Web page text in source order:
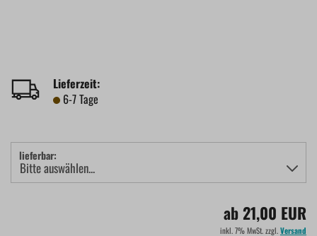
Lieferzeit:
6-7 Tage
lieferbar:
ab 21,00 EUR
inkl. 7% MwSt. zzgl.Versand